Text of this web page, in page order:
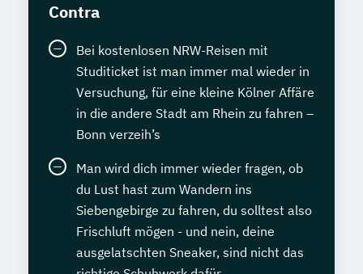
Contra
Bei kostenlosen NRW-Reisen mit
Studiticket ist man immer mal wieder in
Versuchung, für eine kleine Kölner Affäre
in die andere Stadt am Rhein zu fahren –
Bonn verzeih’s
Man wird dich immer wieder fragen, ob
du Lust hast zum Wandern ins
Siebengebirge zu fahren, du solltest also
Frischluft mögen - und nein, deine
ausgelatschten Sneaker, sind nicht das